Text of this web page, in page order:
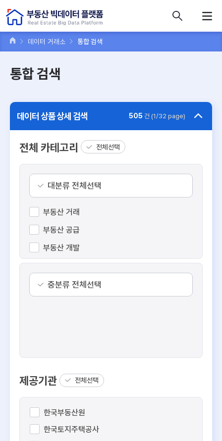
데이터 거래소 통합 검색
통합 검색
데이터 상품 상세 검색 505 건 (1/32 page)
전체 카테고리 전체선택
대분류 전체선택
부동산 거래
부동산 공급
부동산 개발
수익형 부동산
공간 정보
중분류 전체선택
제공기관 전체선택
한국부동산원
한국토지주택공사